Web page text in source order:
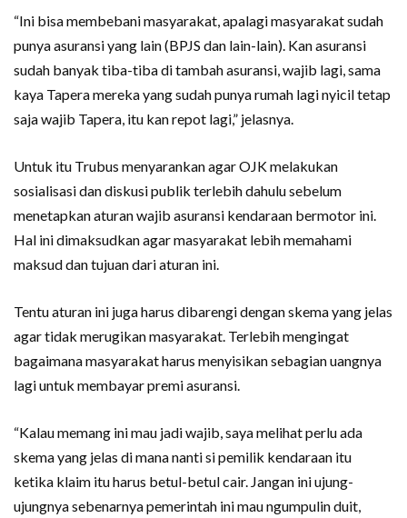
“Ini bisa membebani masyarakat, apalagi masyarakat sudah
punya asuransi yang lain (BPJS dan lain-lain). Kan asuransi
sudah banyak tiba-tiba di tambah asuransi, wajib lagi, sama
kaya Tapera mereka yang sudah punya rumah lagi nyicil tetap
saja wajib Tapera, itu kan repot lagi,” jelasnya.
Untuk itu Trubus menyarankan agar OJK melakukan
sosialisasi dan diskusi publik terlebih dahulu sebelum
menetapkan aturan wajib asuransi kendaraan bermotor ini.
Hal ini dimaksudkan agar masyarakat lebih memahami
maksud dan tujuan dari aturan ini.
Tentu aturan ini juga harus dibarengi dengan skema yang jelas
agar tidak merugikan masyarakat. Terlebih mengingat
bagaimana masyarakat harus menyisikan sebagian uangnya
lagi untuk membayar premi asuransi.
“Kalau memang ini mau jadi wajib, saya melihat perlu ada
skema yang jelas di mana nanti si pemilik kendaraan itu
ketika klaim itu harus betul-betul cair. Jangan ini ujung-
ujungnya sebenarnya pemerintah ini mau ngumpulin duit,